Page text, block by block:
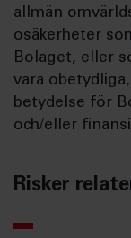
allmän
osäkerheter
Bolaget, eller
vara
betydelse för
och/eller
Risker